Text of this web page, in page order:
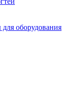
оборудования